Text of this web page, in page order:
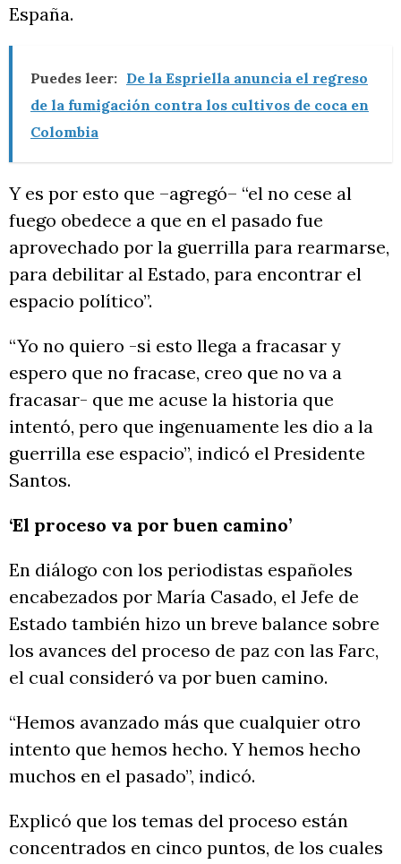
España.
Puedes leer: De la Espriella anuncia el regreso
de la fumigación contra los cultivos de coca en
Colombia
Y es por esto que –agregó– “el no cese al
fuego obedece a que en el pasado fue
aprovechado por la guerrilla para rearmarse,
para debilitar al Estado, para encontrar el
espacio político”.
“Yo no quiero -si esto llega a fracasar y
espero que no fracase, creo que no va a
fracasar- que me acuse la historia que
intentó, pero que ingenuamente les dio a la
guerrilla ese espacio”, indicó el Presidente
Santos.
‘El proceso va por buen camino’
En diálogo con los periodistas españoles
encabezados por María Casado, el Jefe de
Estado también hizo un breve balance sobre
los avances del proceso de paz con las Farc,
el cual consideró va por buen camino.
“Hemos avanzado más que cualquier otro
intento que hemos hecho. Y hemos hecho
muchos en el pasado”, indicó.
Explicó que los temas del proceso están
concentrados en cinco puntos, de los cuales